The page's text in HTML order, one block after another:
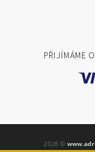
PŘIJÍMÁME
2026 ©